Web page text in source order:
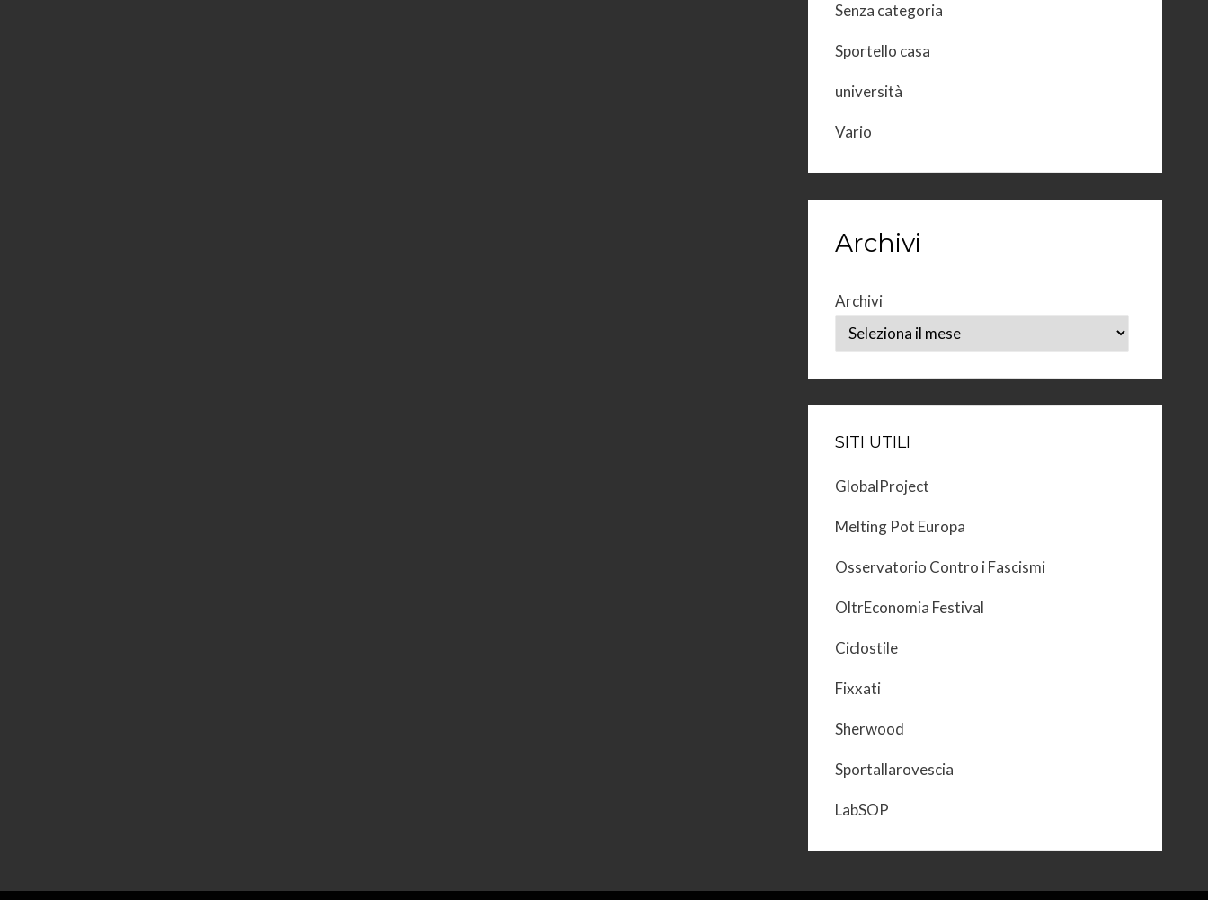
Senza categoria
Sportello casa
università
Vario
Archivi
Archivi
SITI UTILI
GlobalProject
Melting Pot Europa
Osservatorio Contro i Fascismi
OltrEconomia Festival
Ciclostile
Fixxati
Sherwood
Sportallarovescia
LabSOP